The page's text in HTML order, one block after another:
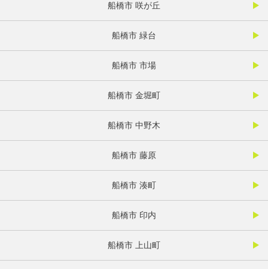
船橋市 咲が丘
船橋市 緑台
船橋市 市場
船橋市 金堀町
船橋市 中野木
船橋市 藤原
船橋市 湊町
船橋市 印内
船橋市 上山町